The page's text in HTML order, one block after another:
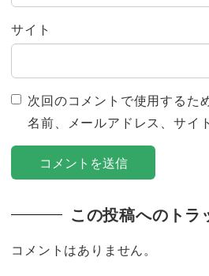
サイト
次回のコメントで使用するた
名前、メールアドレス、サイ
この投稿へのトラ
コメントはありません。